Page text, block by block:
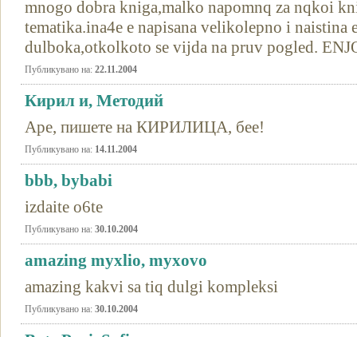
mnogo dobra kniga,malko napomnq za nqkoi
tematika.ina4e e napisana velikolepno i naistina
dulboka,otkolkoto se vijda na pruv pogled.
Публикувано на: 22.11.2004
Кирил и, Методий
Аре, пишете на КИРИЛИЦА, бее!
Публикувано на: 14.11.2004
bbb, bybabi
izdaite o6te
Публикувано на: 30.10.2004
amazing myxlio, myxovo
amazing kakvi sa tiq dulgi kompleksi
Публикувано на: 30.10.2004